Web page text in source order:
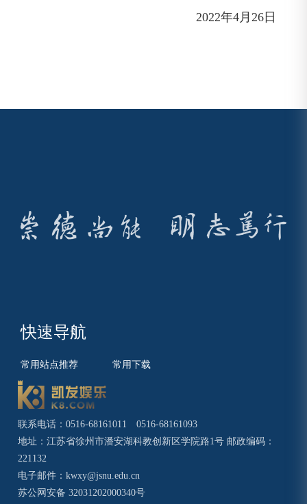
2022年4月26日
快速导航
常用站点推荐 常用下载
联系电话：0516-68161011 0516-68161093
地址：江苏省徐州市潘安湖科教创新区学院路1号 邮政编码：
221132
电子邮件：kwxy@jsnu.edu.cn
苏公网安备 32031202000340号